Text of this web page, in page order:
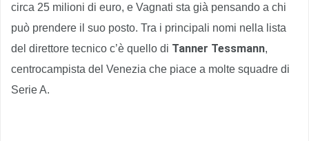
circa 25 milioni di euro, e Vagnati sta già pensando a chi
può prendere il suo posto. Tra i principali nomi nella lista
del direttore tecnico c’è quello di Tanner Tessmann,
centrocampista del Venezia che piace a molte squadre di
Serie A.